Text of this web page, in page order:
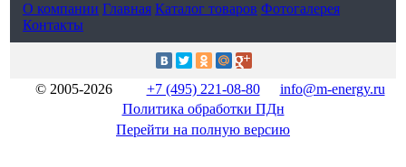
О компании Главная Каталог товаров Фотогалерея
Контакты
© 2005-2026 +7 (495) 221-08-80
info@m-energy.ru
Политика обработки ПДн
Перейти на полную версию